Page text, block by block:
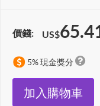
價錢: US$
5% 現金獎分
加入購物車